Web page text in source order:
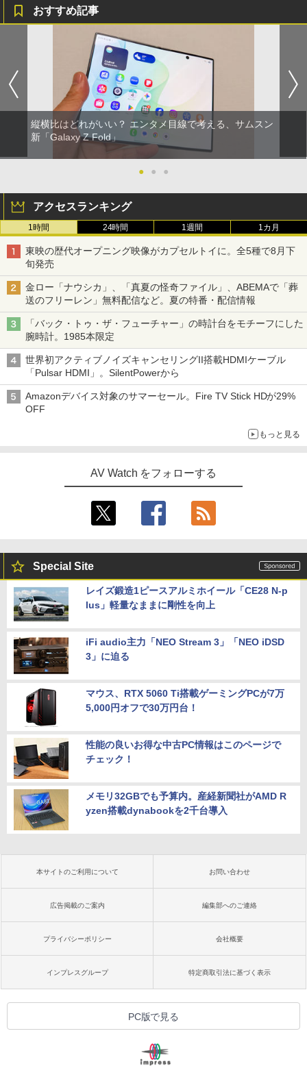
おすすめ記事
縦横比はどれがいい？ エンタメ目線で考える、サムスン
新「Galaxy Z Fold」
● ● ●
アクセスランキング
1時間 24時間 1週間 1カ月
東映の歴代オープニング映像がカプセルトイに。全5種で8月下
旬発売
金ロー「ナウシカ」、「真夏の怪奇ファイル」、ABEMAで「葬
送のフリーレン」無料配信など。夏の特番・配信情報
「バック・トゥ・ザ・フューチャー」の時計台をモチーフにした
腕時計。1985本限定
世界初アクティブノイズキャンセリングII搭載HDMIケーブル
「Pulsar HDMI」。SilentPowerから
Amazonデバイス対象のサマーセール。Fire TV Stick HDが29%
OFF
もっと見る
AV Watch をフォローする
Special Site
レイズ鍛造1ピースアルミホイール「CE28 N-p
lus」軽量なままに剛性を向上
iFi audio主力「NEO Stream 3」「NEO iDSD
3」に迫る
マウス、RTX 5060 Ti搭載ゲーミングPCが7万
5,000円オフで30万円台！
性能の良いお得な中古PC情報はこのページで
チェック！
メモリ32GBでも予算内。産経新聞社がAMD R
yzen搭載dynabookを2千台導入
本サイトのご利用について お問い合わせ
広告掲載のご案内 編集部へのご連絡
プライバシーポリシー 会社概要
インプレスグループ 特定商取引法に基づく表示
PC版で見る